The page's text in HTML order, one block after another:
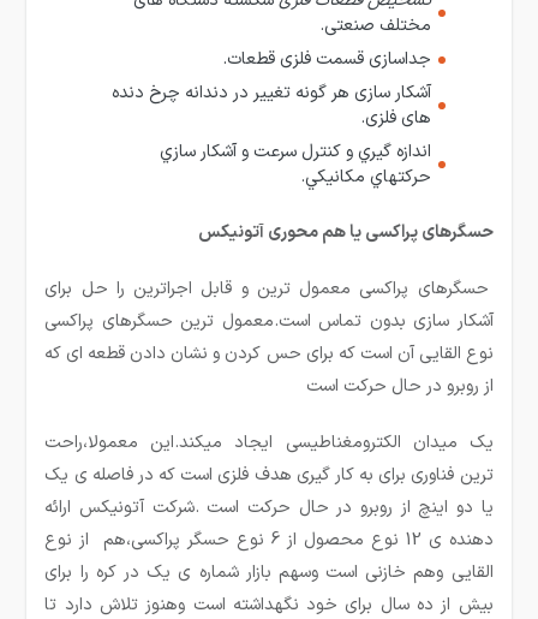
مختلف صنعتی.
جداسازی قسمت فلزی قطعات.
آشکار سازی هر گونه تغییر در دندانه چرخ دنده
های فلزی.
اندازه گيري و كنترل سرعت و آشكار سازي
حركتهاي مكانيكي.
حسگرهای پراکسی یا هم محوری آتونیکس
حسگرهای پراکسی معمول ترین و قابل اجراترین را حل برای
آشکار سازی بدون تماس است.معمول ترین حسگرهای پراکسی
نوع القایی آن است که برای حس کردن و نشان دادن قطعه ای که
از روبرو در حال حرکت است
یک میدان الکترومغناطیسی ایجاد میکند.این معمولا،راحت
ترین فناوری برای به کار گیری هدف فلزی است که در فاصله ی یک
یا دو اینچ از روبرو در حال حرکت است .شرکت آتونیکس ارائه
دهنده ی 12 نوع محصول از 6 نوع حسگر پراکسی،هم از نوع
القایی وهم خازنی است وسهم بازار شماره ی یک در کره را برای
بیش از ده سال برای خود نگهداشته است وهنوز تلاش دارد تا